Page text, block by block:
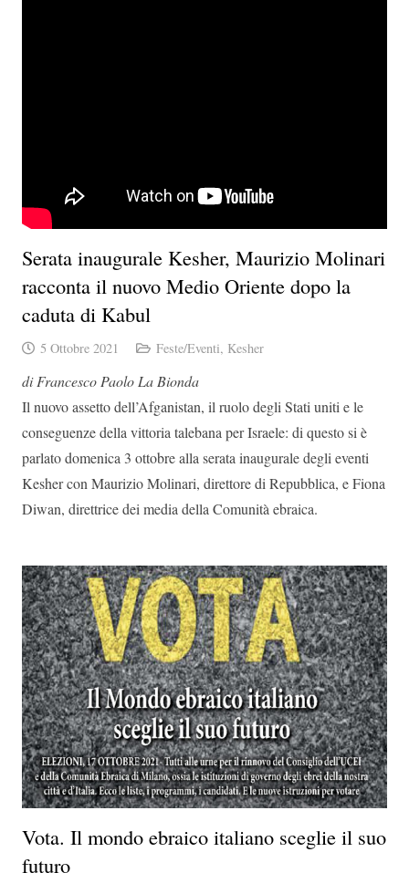
Serata inaugurale Kesher, Maurizio Molinari
racconta il nuovo Medio Oriente dopo la
caduta di Kabul
5 Ottobre 2021 Feste/Eventi, Kesher
di Francesco Paolo La Bionda
Il nuovo assetto dell’Afganistan, il ruolo degli Stati uniti e le
conseguenze della vittoria talebana perIsraele: di questo si è
parlato domenica 3 ottobre alla serata inaugurale degli eventi
Kesher con Maurizio Molinari, direttore di Repubblica, e Fiona
Diwan, direttrice dei media della Comunità ebraica.
Vota. Il mondo ebraico italiano sceglie il suo
futuro